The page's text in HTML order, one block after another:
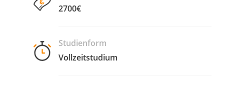
2700€
Studienform
Vollzeitstudium